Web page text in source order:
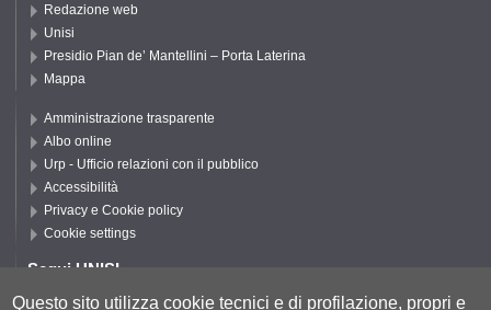
Redazione web
Unisi
Presidio Pian de’ Mantellini – Porta Laterina
Mappa
Amministrazione trasparente
Albo online
Urp - Ufficio relazioni con il pubblico
Accessibilità
Privacy e Cookie policy
Cookie settings
Segui UNISI
Questo sito utilizza cookie tecnici e di profilazione, propri e